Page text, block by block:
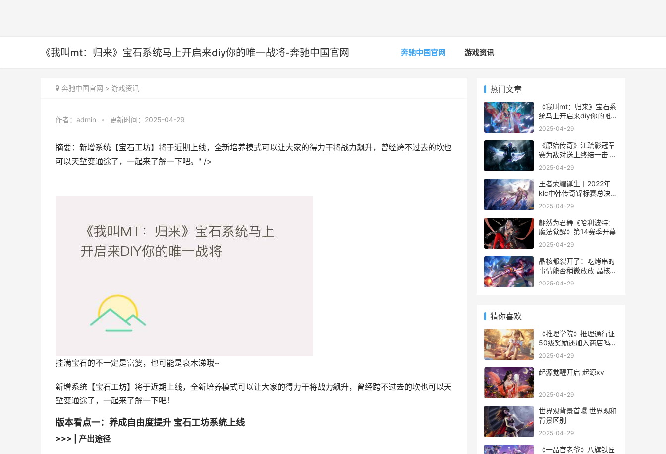
《我叫mt：归来》宝石系统马上开启来diy你的唯一战将-奔驰中国官网 奔驰中国官网 游戏资讯
奔驰中国官网 > 游戏资讯
作者： admin • 更新时间：2025-04-29
摘要：新增系统【宝石工坊】将于近期上线，全新培养模式可以让大家的得力干将战力飙升，曾经跨不过去的坎也
可以天堑变通途了，一起来了解一下吧。" />
挂满宝石的不一定是富婆，也可能是哀木涕哦~
新增系统【宝石工坊】将于近期上线，全新培养模式可以让大家的得力干将战力飙升，曾经跨不过去的坎也可以天
堑变通途了，一起来了解一下吧！
版本看点一：养成自由度提升 宝石工坊系统上线
>>> | 产出途径
热门文章
《我叫mt：归来》宝石系
统马上开启来diy你的唯一
战将
2025-04-29
《原始传奇》江疏影冠军
赛为敌对送上终结一击 原
始传奇百度百科
2025-04-29
王者荣耀诞生丨2022年
klc中韩传奇锦标赛总决赛
战报出炉
2025-04-29
翩然为君舞《哈利波特：
魔法觉醒》第14赛季开幕
2025-04-29
晶核都裂开了：吃烤串的
事情能否稍微放放 晶核长
大的条件是什么
2025-04-29
猜你喜欢
《推理学院》推理通行证
50级奖励还加入商店吗
推理学院好玩吗
2025-04-29
起源觉醒开启 起源xv
2025-04-29
世界观背景首曝 世界观和
背景区别
2025-04-29
《一品官老爷》八旗铁匠